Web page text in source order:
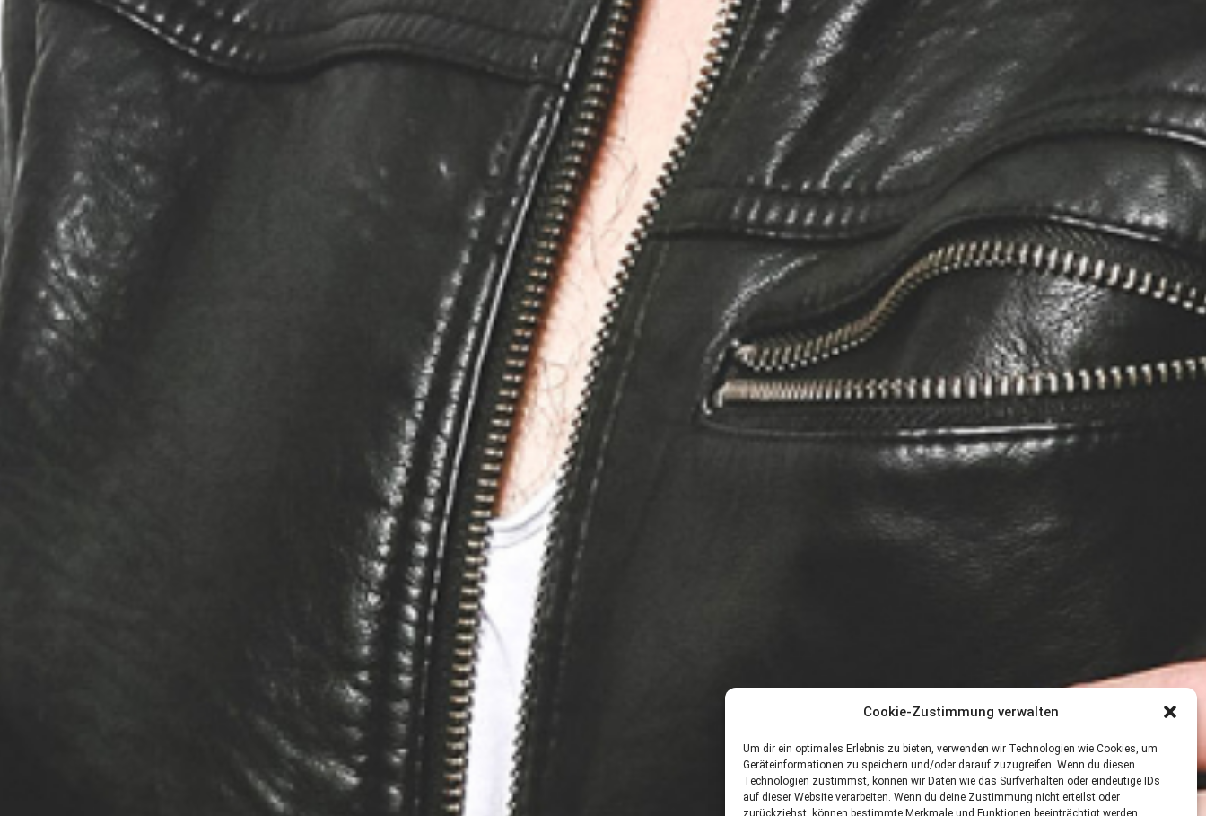
Cookie-Zustimmung verwalten
Um dir ein optimales Erlebnis zu bieten, verwenden wir Technologien wie Cookies, um
Geräteinformationen zu speichern und/oder darauf zuzugreifen. Wenn du diesen
Technologien zustimmst, können wir Daten wie das Surfverhalten oder eindeutige IDs
auf dieser Website verarbeiten. Wenn du deine Zustimmung nicht erteilst oder
zurückziehst, können bestimmte Merkmale und Funktionen beeinträchtigt werden.